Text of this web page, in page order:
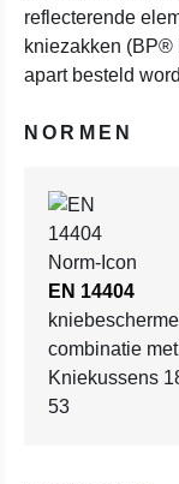
reflecterende
kniezakken (BP®
apart besteld
NORMEN
EN 14404
combinatie
Kniekussens
53